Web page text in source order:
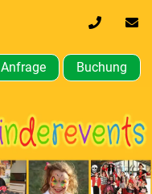
0170
64
610
Anfrage Buchung